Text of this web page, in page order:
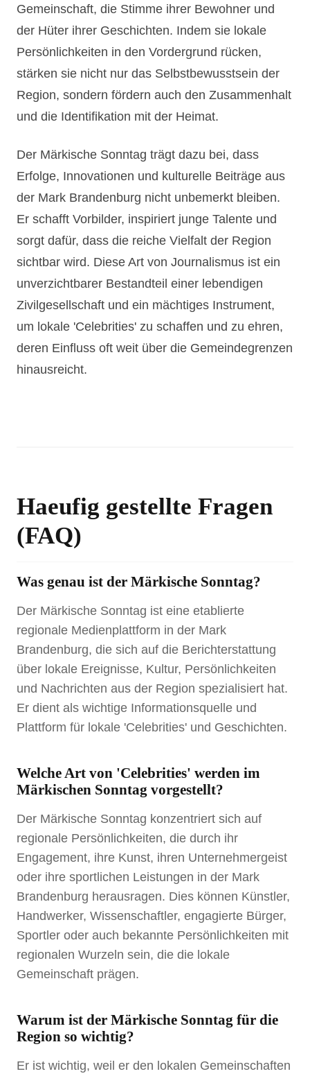
Gemeinschaft, die Stimme ihrer Bewohner und
der Hüter ihrer Geschichten. Indem sie lokale
Persönlichkeiten in den Vordergrund rücken,
stärken sie nicht nur das Selbstbewusstsein der
Region, sondern fördern auch den Zusammenhalt
und die Identifikation mit der Heimat.
Der Märkische Sonntag trägt dazu bei, dass
Erfolge, Innovationen und kulturelle Beiträge aus
der Mark Brandenburg nicht unbemerkt bleiben.
Er schafft Vorbilder, inspiriert junge Talente und
sorgt dafür, dass die reiche Vielfalt der Region
sichtbar wird. Diese Art von Journalismus ist ein
unverzichtbarer Bestandteil einer lebendigen
Zivilgesellschaft und ein mächtiges Instrument,
um lokale 'Celebrities' zu schaffen und zu ehren,
deren Einfluss oft weit über die Gemeindegrenzen
hinausreicht.
Haeufig gestellte Fragen
(FAQ)
Was genau ist der Märkische Sonntag?
Der Märkische Sonntag ist eine etablierte
regionale Medienplattform in der Mark
Brandenburg, die sich auf die Berichterstattung
über lokale Ereignisse, Kultur, Persönlichkeiten
und Nachrichten aus der Region spezialisiert hat.
Er dient als wichtige Informationsquelle und
Plattform für lokale 'Celebrities' und Geschichten.
Welche Art von 'Celebrities' werden im
Märkischen Sonntag vorgestellt?
Der Märkische Sonntag konzentriert sich auf
regionale Persönlichkeiten, die durch ihr
Engagement, ihre Kunst, ihren Unternehmergeist
oder ihre sportlichen Leistungen in der Mark
Brandenburg herausragen. Dies können Künstler,
Handwerker, Wissenschaftler, engagierte Bürger,
Sportler oder auch bekannte Persönlichkeiten mit
regionalen Wurzeln sein, die die lokale
Gemeinschaft prägen.
Warum ist der Märkische Sonntag für die
Region so wichtig?
Er ist wichtig, weil er den lokalen Gemeinschaften